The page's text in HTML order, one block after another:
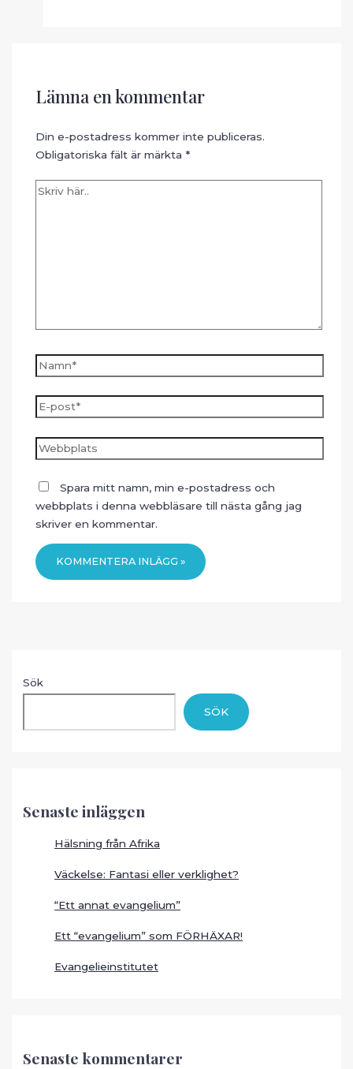
Lämna en kommentar
Din e-postadress kommer inte publiceras.
Obligatoriska fält är märkta *
Skriv
Namn*
E-
post*
Webbplats
Spara mitt namn, min e-postadress och
webbplats i denna webbläsare till nästa gång jag
skriver en kommentar.
Sök
SÖK
Senaste inläggen
Hälsning från Afrika
Väckelse: Fantasi eller verklighet?
“Ett annat evangelium”
Ett “evangelium” som FÖRHÄXAR!
Evangelieinstitutet
Senaste kommentarer